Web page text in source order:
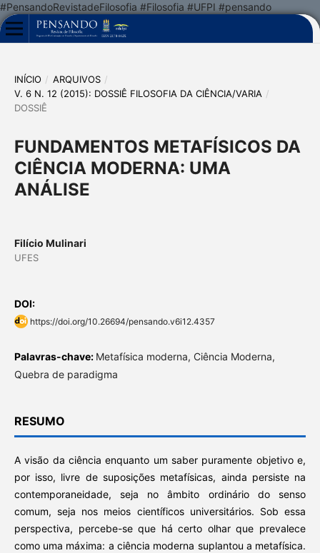
#PensandoRevistadeFilosofia #Filosofia #UFPI #pensando
INÍCIO / ARQUIVOS /
V. 6 N. 12 (2015): DOSSIÊ FILOSOFIA DA CIÊNCIA/VARIA /
DOSSIÊ
FUNDAMENTOS METAFÍSICOS DA
CIÊNCIA MODERNA: UMA
ANÁLISE
Filício Mulinari
UFES
DOI:
https://doi.org/10.26694/pensando.v6i12.4357
Palavras-chave: Metafísica moderna, Ciência Moderna,
Quebra de paradigma
RESUMO
A visão da ciência enquanto um saber puramente objetivo e,
por isso, livre de suposições metafísicas, ainda persiste na
contemporaneidade, seja no âmbito ordinário do senso
comum, seja nos meios científicos universitários. Sob essa
perspectiva, percebe-se que há certo olhar que prevalece
como uma máxima: a ciência moderna suplantou a metafísica.